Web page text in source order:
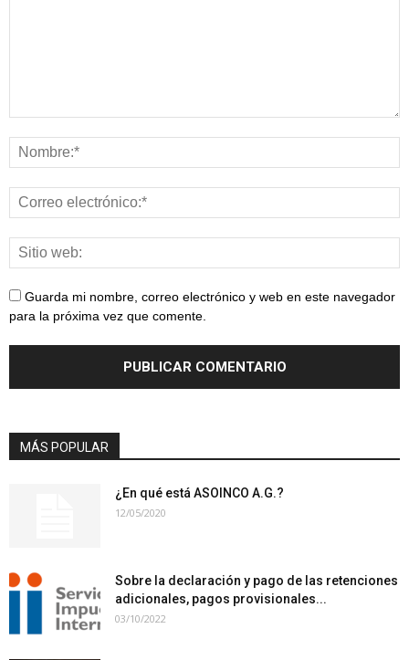
Guarda mi nombre, correo electrónico y web en este navegador
para la próxima vez que comente.
MÁS POPULAR
¿En qué está ASOINCO A.G.?
12/05/2020
Sobre la declaración y pago de las retenciones
adicionales, pagos provisionales...
03/10/2022